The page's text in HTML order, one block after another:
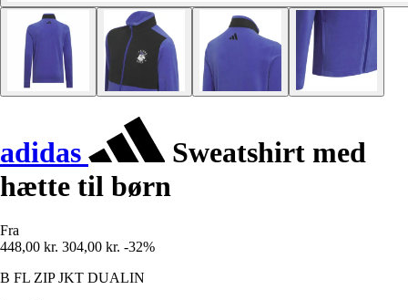
adidas
Sweatshirt med
hætte til børn
Fra
448,00 kr. 304,00 kr. -32%
B FL ZIP JKT DUALIN